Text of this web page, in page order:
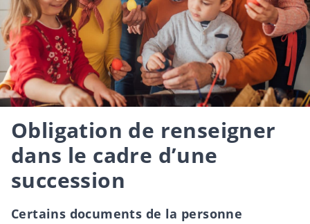
Obligation de renseigner
dans le cadre d’une
succession
Certains documents de la personne